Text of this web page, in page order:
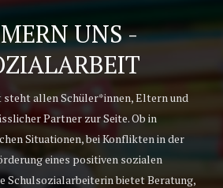
UNS -
steht allen Schüler*innen, Eltern und
Partner zur Seite. Ob in
Situationen, bei Konflikten in der
eines positiven sozialen
Schulsozialarbeiterin bietet Beratung,